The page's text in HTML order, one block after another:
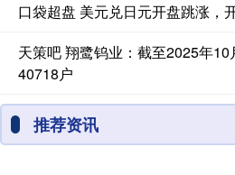
口袋超盘 美元兑日元开盘跳涨，
天策吧 翔鹭钨业：截至2025年
40718户
推荐资讯